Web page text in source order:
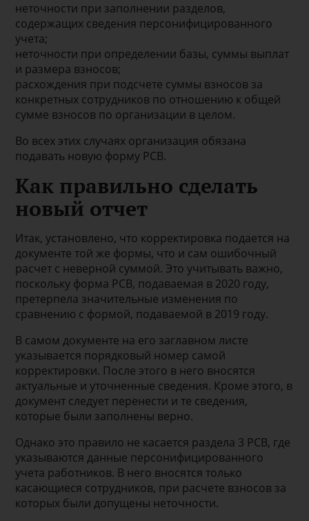
неточности при заполнении разделов,
содержащих сведения персонифицированного
учета;
неточности при определении базы, суммы выплат
и размера взносов;
расхождения при подсчете суммы взносов за
конкретных сотрудников по отношению к общей
сумме взносов по организации в целом.
Во всех этих случаях организация обязана
подавать новую форму РСВ.
Как правильно сделать
новый отчет
Итак, установлено, что корректировка подается на
документе той же формы, что и сам ошибочный
расчет с неверной суммой. Это учитывать важно,
поскольку форма РСВ, подаваемая в 2020 году,
претерпела значительные изменения по
сравнению с формой, подаваемой в 2019 году.
В самом документе на его заглавном листе
указывается порядковый номер самой
корректировки. После этого в него вносятся
актуальные и уточненные сведения. Кроме этого, в
документ следует перенести и те сведения,
которые были заполнены верно.
Однако это правило не касается раздела 3 РСВ, где
указываются данные персонифицированного
учета работников. В него вносятся только
касающиеся сотрудников, при расчете взносов за
которых были допущены неточности.